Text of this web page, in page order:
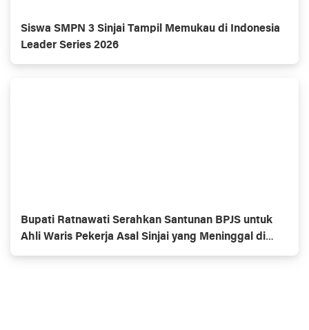
Siswa SMPN 3 Sinjai Tampil Memukau di Indonesia
Leader Series 2026
Bupati Ratnawati Serahkan Santunan BPJS untuk
Ahli Waris Pekerja Asal Sinjai yang Meninggal di
Morowali